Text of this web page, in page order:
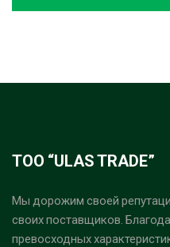
ТОО “ULAS TRADE”
Мы дорожим своей
своих поставщиков.
превосходных